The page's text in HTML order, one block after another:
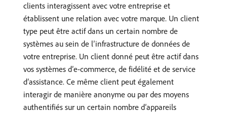
clients interagissent avec votre entreprise et
établissent une relation avec votre marque. Un client
type peut être actif dans un certain nombre de
systèmes au sein de l’infrastructure de données de
votre entreprise. Un client donné peut être actif dans
vos systèmes d’e-commerce, de fidélité et de service
d’assistance. Ce même client peut également
interagir de manière anonyme ou par des moyens
authentifiés sur un certain nombre d’appareils